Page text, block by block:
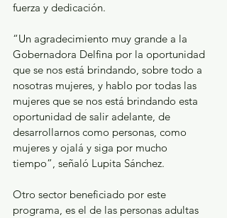
fuerza y dedicación.
“Un agradecimiento muy grande a la
Gobernadora Delfina por la oportunidad
que se nos está brindando, sobre todo a
nosotras mujeres, y hablo por todas las
mujeres que se nos está brindando esta
oportunidad de salir adelante, de
desarrollarnos como personas, como
mujeres y ojalá y siga por mucho
tiempo”, señaló Lupita Sánchez.
Otro sector beneficiado por este
programa, es el de las personas adultas